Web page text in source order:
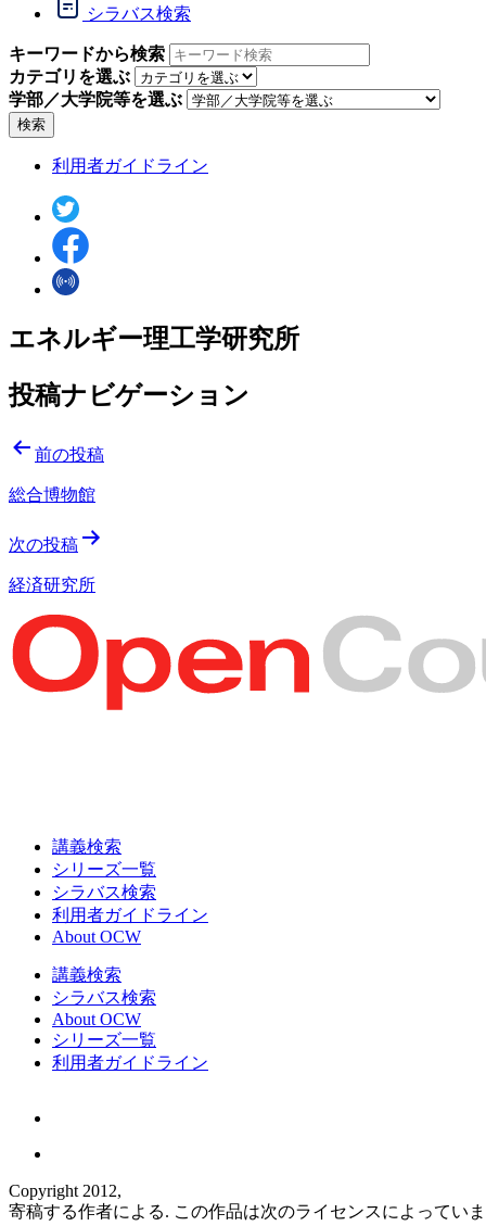
シラバス検索
キーワードから検索
カテゴリを選ぶ
学部／大学院等を選ぶ
検索
利用者ガイドライン
エネルギー理工学研究所
投稿ナビゲーション
前の投稿
総合博物館
次の投稿
経済研究所
講義検索
シリーズ一覧
シラバス検索
利用者ガイドライン
About OCW
講義検索
シラバス検索
About OCW
シリーズ一覧
利用者ガイドライン
Copyright 2012,
寄稿する作者による. この作品は次のライセンスによってい